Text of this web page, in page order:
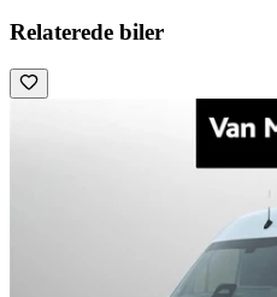
Relaterede biler